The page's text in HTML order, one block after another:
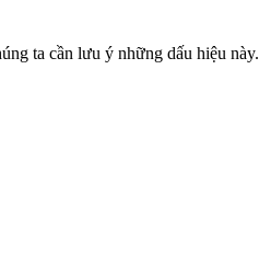
ta cần lưu ý những dấu hiệu này.